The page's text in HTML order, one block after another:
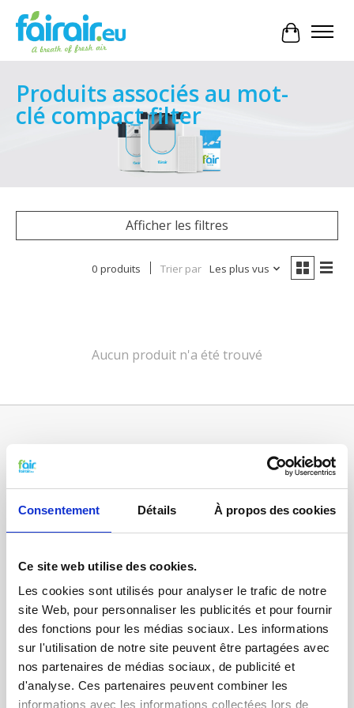
Consentement Détails À propos des cookies
Ce site web utilise des cookies.
Les cookies sont utilisés pour analyser le trafic de notre
site Web, pour personnaliser les publicités et pour fournir
des fonctions pour les médias sociaux. Les informations
sur l'utilisation de notre site peuvent être partagées avec
nos partenaires de médias sociaux, de publicité et
d'analyse. Ces partenaires peuvent combiner les
informations avec les informations collectées lors de
Panier
Produits associés au mot-
clé compact filter
Afficher les filtres
0 produits Trier par Les plus vus
Aucun produit n'a été trouvé
FILTRES VMC DOUBLE FLUX
FILTRE À AIR POUR CHAUFFAGE
TISSUS FILTRANTS ET MATS
FILTRES À POCHES